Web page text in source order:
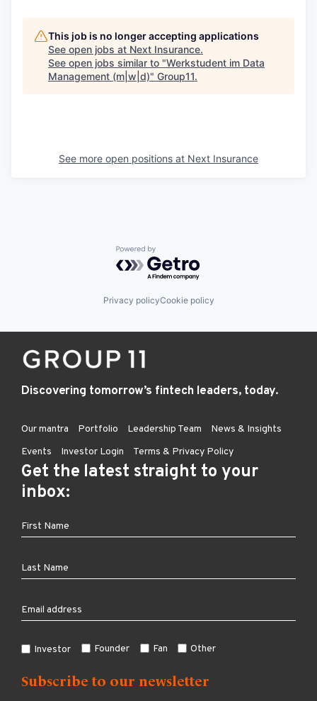
This job is no longer accepting applications
See open jobs at Next Insurance.
See open jobs similar to "Werkstudent im Data
Management (m|w|d)" Group11.
See more open positions at Next Insurance
Powered by Getro.com
Privacy policyCookie policy
Discovering tomorrow’s fintech leaders, today.
Our mantra Portfolio Leadership Team
News & Insights
Events
Investor Login Terms & Privacy Policy
Get the latest straight to your
inbox:
Investor Founder Fan Other